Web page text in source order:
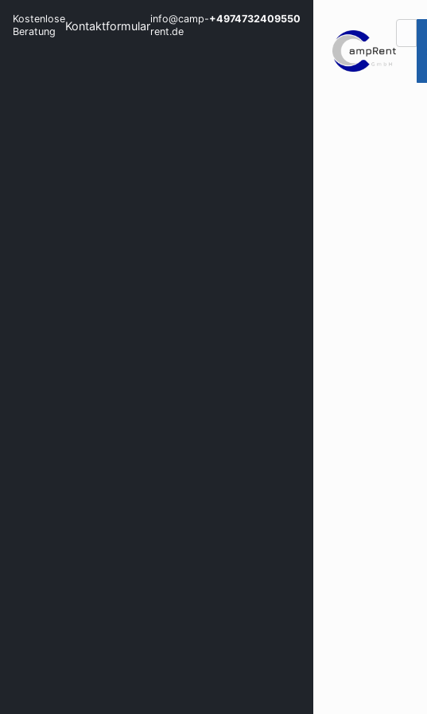
Kostenlose
Beratung
Kontaktformularinfo@camp-
rent.de
+4974732409550